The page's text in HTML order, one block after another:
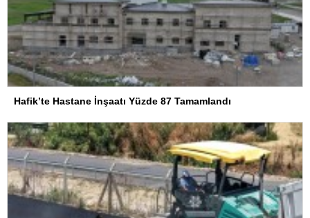
Hafik’te Hastane İnşaatı Yüzde 87 Tamamlandı